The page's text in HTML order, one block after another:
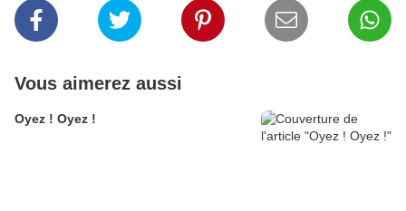
Vous aimerez aussi
Oyez ! Oyez !